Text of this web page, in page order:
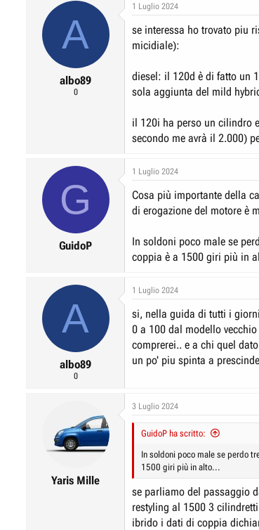
A
albo89
0
1 Luglio 2024
se interessa ho trovato piu
micidiale):
diesel: il 120d è di fatto un
sola aggiunta del mild
il 120i ha perso un cilindro
secondo me avrà il 2.000)
G
GuidoP
1 Luglio 2024
Cosa più importante della
di erogazione del motore è
In soldoni poco male se
coppia è a 1500 giri più in
A
albo89
0
1 Luglio 2024
si, nella guida di tutti i
0 a 100 dal modello
comprerei.. e a chi quel
un po' piu spinta a
Yaris Mille
3 Luglio 2024
GuidoP ha scritto:
In soldoni poco male se perdo
1500 giri più in alto...
se parliamo del passaggio
restyling al 1500 3
ibrido i dati di coppia